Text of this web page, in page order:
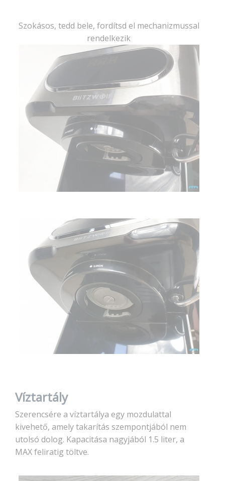
Szokásos, tedd bele, fordítsd el mechanizmussal
rendelkezik
Víztartály
Szerencsére a víztartálya egy mozdulattal
kivehető, amely takarítás szempontjából nem
utolsó dolog. Kapacitása nagyjából 1.5 liter, a
MAX feliratig töltve.